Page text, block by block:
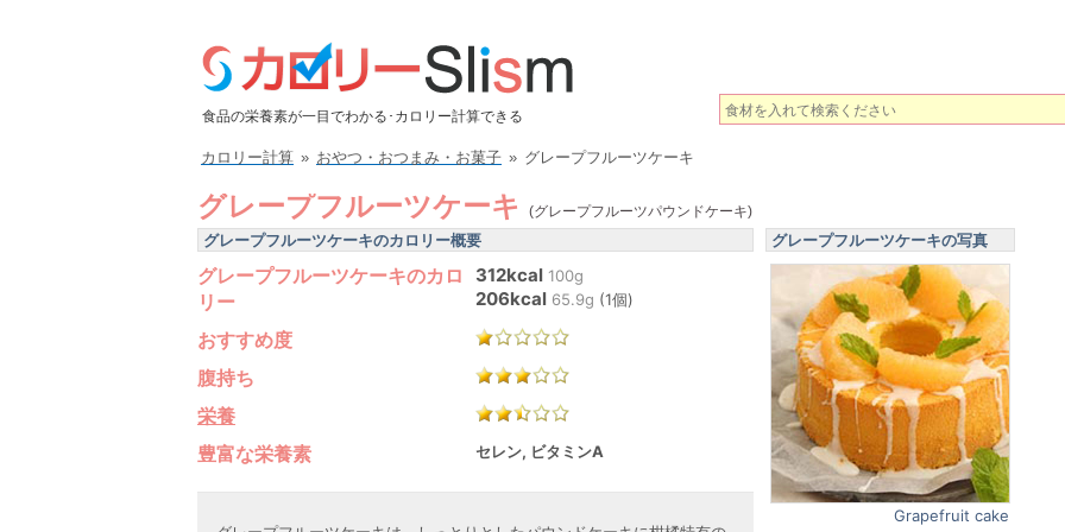
食品の栄養素が一目でわかる･カロリー計算できる
カロリー計算 » おやつ・おつまみ・お菓子 » グレープフルーツケーキ
グレープフルーツケーキ (グレープフルーツパウンドケーキ)
グレープフルーツケーキのカロリー概要
グレープフルーツケーキのカロ
リー
312kcal 100g
206kcal 65.9g (1個)
おすすめ度
腹持ち
栄養
豊富な栄養素
セレン, ビタミンA
グレープフルーツケーキの写真
Grapefruit cake